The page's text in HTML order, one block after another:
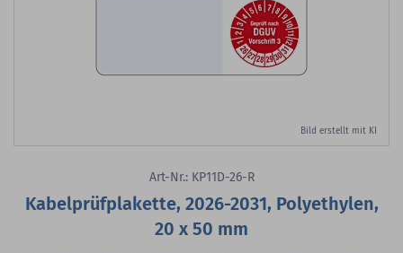
Bild erstellt mit KI
Art-Nr.: KP11D-26-R
Kabelprüfplakette, 2026-2031, Polyethylen,
20 x 50 mm